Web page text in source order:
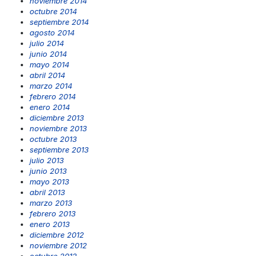
octubre 2014
septiembre 2014
agosto 2014
julio 2014
junio 2014
mayo 2014
abril 2014
marzo 2014
febrero 2014
enero 2014
diciembre 2013
noviembre 2013
octubre 2013
septiembre 2013
julio 2013
junio 2013
mayo 2013
abril 2013
marzo 2013
febrero 2013
enero 2013
diciembre 2012
noviembre 2012